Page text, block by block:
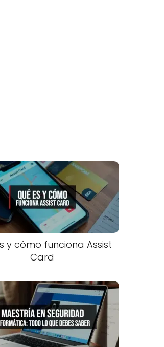
y cómo funciona Assist
Card